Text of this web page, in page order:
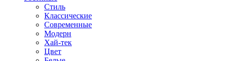
Стиль
Классические
Современные
Модерн
Хай-тек
Цвет